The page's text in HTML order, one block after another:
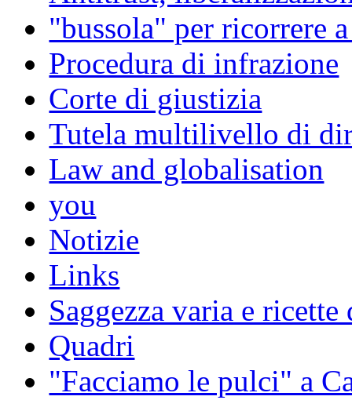
"bussola" per ricorrere
Procedura di infrazione
Corte di giustizia
Tutela multilivello di
Law and globalisation
you
Notizie
Links
Saggezza varia e
Quadri
"Facciamo le pulci" a